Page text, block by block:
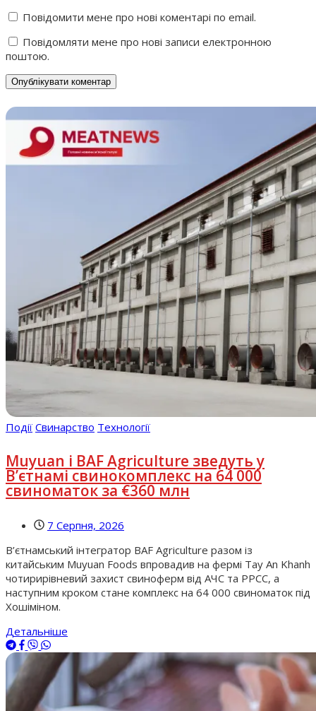
Повідомити мене про нові коментарі по email.
Повідомляти мене про нові записи електронною
поштою.
Події Свинарство Технології
Muyuan і BAF Agriculture зведуть у
В’єтнамі свинокомплекс на 64 000
свиноматок за €360 млн
7 Серпня, 2026
В’єтнамський інтегратор BAF Agriculture разом із
китайським Muyuan Foods впровадив на фермі Tay An Khanh
чотирирівневий захист свиноферм від АЧС та РРСС, а
наступним кроком стане комплекс на 64 000 свиноматок під
Хошіміном.
Детальніше